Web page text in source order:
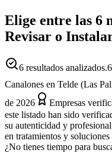
Elige entre las 6
Revisar o
6 resultados analizados.
Canalones en Telde (Las
de 2026
Empresas
este listado han sido
su autenticidad y
en tratamientos y
¿No tienes tiempo para